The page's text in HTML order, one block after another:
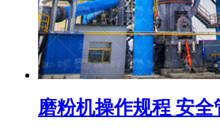
磨粉机操作规程 安全